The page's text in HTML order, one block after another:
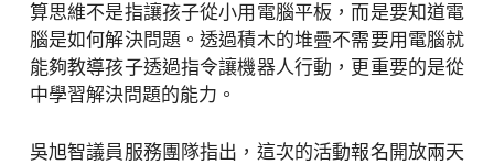
算思維不是指讓孩子從小用電腦平板，而是要知道電
腦是如何解決問題。透過積木的堆疊不需要用電腦就
能夠教導孩子透過指令讓機器人行動，更重要的是從
中學習解決問題的能力。
吳旭智議員服務團隊指出，這次的活動報名開放兩天